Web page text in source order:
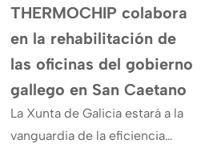
THERMOCHIP colabora
en la rehabilitación de
las oficinas del gobierno
gallego en San Caetano
La Xunta de Galicia estará a la
vanguardia de la eficiencia